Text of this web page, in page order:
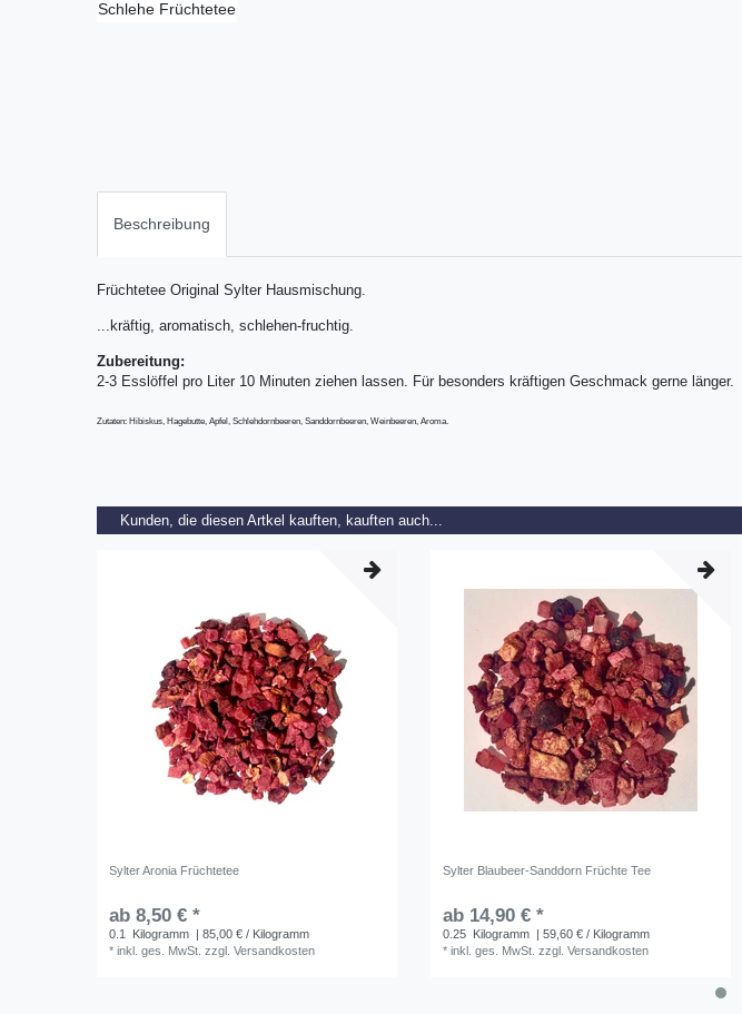
Beschreibung
Früchtetee Original Sylter Hausmischung.
...kräftig, aromatisch, schlehen-fruchtig.
Zubereitung:
2-3 Esslöffel pro Liter 10 Minuten ziehen lassen. Für besonders kräftigen Geschmack gerne länger.
Zutaten: Hibiskus, Hagebutte, Apfel, Schlehdornbeeren, Sanddornbeeren, Weinbeeren, Aroma.
Kunden, die diesen Artkel kauften, kauften auch...
Sylter Aronia Früchtetee
ab 8,50 € *
0.1 Kilogramm | 85,00 € / Kilogramm
*inkl. ges. MwSt. zzgl.Versandkosten
Sylter Blaubeer-Sanddorn Früchte Tee
ab 14,90 € *
0.25 Kilogramm | 59,60 € / Kilogramm
*inkl. ges. MwSt. zzgl.Versandkosten